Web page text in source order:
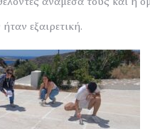
εξαιρετική.